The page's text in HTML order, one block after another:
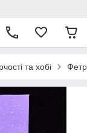
та хобі Фетр